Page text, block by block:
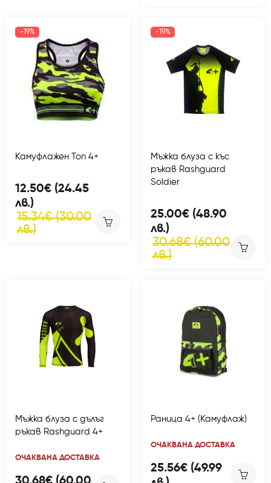
-19%
Камуфлажен Топ 4+
12.50€ (24.45
лв.)
15.34€ (30.00
лв.)
-19%
Мъжka блуза с къс
ръкав Rashguard
Soldier
25.00€ (48.90
лв.)
30.68€ (60.00
лв.)
Мъжка блуза с дълъг
ръкав Rashguard 4+
ОЧАКВАНА ДОСТАВКА
Раница 4+ (Камуфлаж)
ОЧАКВАНА ДОСТАВКА
25.56€ (49.99